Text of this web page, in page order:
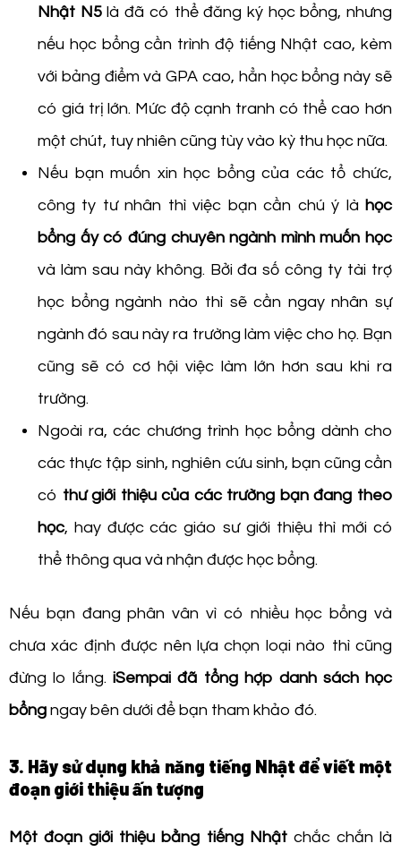
Nhật N5là đã có thể đăng ký học bổng, nhưng
nếu học bổng cần trình độ tiếng Nhật cao, kèm
với bảng điểm và GPA cao, hẳn học bổng này sẽ
có giá trị lớn. Mức độ cạnh tranh có thể cao hơn
một chút, tuy nhiên cũng tùy vào kỳ thu học nữa.
Nếu bạn muốn xin học bổng của các tổ chức,
công ty tư nhân thì việc bạn cần chú ý là học
bổng ấy có đúng chuyên ngành mình muốn học
và làm sau này không. Bởi đa số công ty tài trợ
học bổng ngành nào thì sẽ cần ngay nhân sự
ngành đó sau này ra trường làm việc cho họ. Bạn
cũng sẽ có cơ hội việc làm lớn hơn sau khi ra
trường.
Ngoài ra, các chương trình học bổng dành cho
các thực tập sinh, nghiên cứu sinh, bạn cũng cần
có thư giới thiệu của các trường bạn đang theo
học, hay được các giáo sư giới thiệu thì mới có
thể thông qua và nhận được học bổng.
Nếu bạn đang phân vân vì có nhiều học bổng và
chưa xác định được nên lựa chọn loại nào thì cũng
đừng lo lắng.iSempai đã tổng hợp danh sách học
bổng ngay bên dưới để bạn tham khảo đó.
3. Hãy sử dụng khả năng tiếng Nhật để viết một
đoạn giới thiệu ấn tượng
Một đoạn giới thiệu bằng tiếng Nhậtchắc chắn là